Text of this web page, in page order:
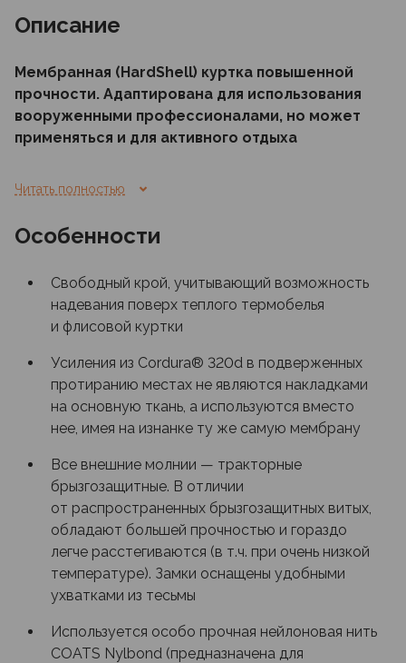
Описание
Мембранная (HardShell) куртка повышенной
прочности. Адаптирована для использования
вооруженными профессионалами, но может
применяться и для активного отдыха
Внимание! Данная куртка не является шестым
(облегченным и упрощенным комплектом,
транспортируемым в рюкзаке на случай осадков),
по конструкции изделие для постоянной носки.
Капюшон не рассчитан на использование
со шлемом
Гарантийный срок на куртку составляет 12
месяцев
Читать полностью
Особенности
Свободный крой, учитывающий возможность
надевания поверх теплого термобелья
и флисовой куртки
Усиления из Cordura® 320d в подверженных
протиранию местах не являются накладками
на основную ткань, а используются вместо
нее, имея на изнанке ту же самую мембрану
Все внешние молнии — тракторные
брызгозащитные. В отличии
от распространенных брызгозащитных витых,
обладают большей прочностью и гораздо
легче расстегиваются (в т.ч. при очень низкой
температуре). Замки оснащены удобными
ухватками из тесьмы
Используется особо прочная нейлоновая нить
COATS Nylbond (предназначена для